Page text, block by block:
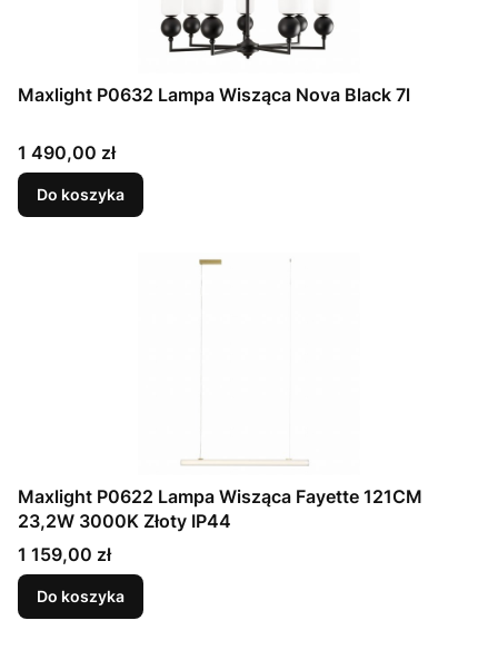
Maxlight P0632 Lampa Wisząca Nova Black 7l
Cena
1 490,00 zł
Do koszyka
Maxlight P0622 Lampa Wisząca Fayette 121CM
23,2W 3000K Złoty IP44
Cena
1 159,00 zł
Do koszyka